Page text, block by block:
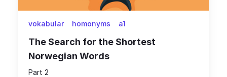
vokabular homonyms a1
The Search for the Shortest
Norwegian Words
Part 2